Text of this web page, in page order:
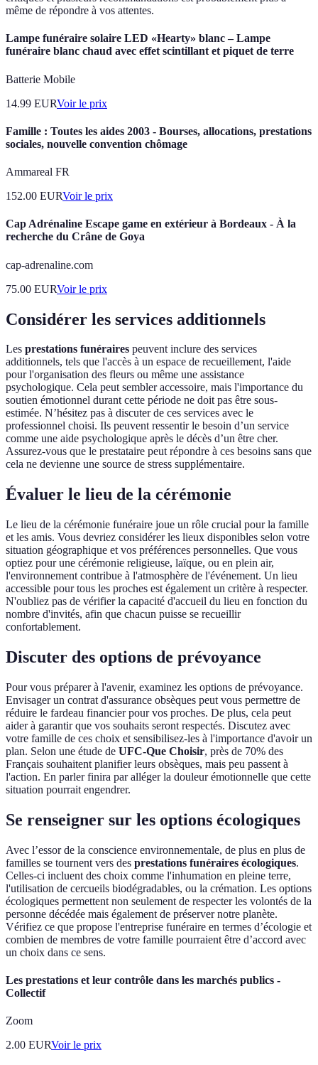
même de répondre à vos attentes.
Lampe funéraire solaire LED «Hearty» blanc – Lampe
funéraire blanc chaud avec effet scintillant et piquet de terre
Batterie Mobile
14.99 EURVoir le prix
Famille : Toutes les aides 2003 - Bourses, allocations, prestations
sociales, nouvelle convention chômage
Ammareal FR
152.00 EURVoir le prix
Cap Adrénaline Escape game en extérieur à Bordeaux - À la
recherche du Crâne de Goya
cap-adrenaline.com
75.00 EURVoir le prix
Considérer les services additionnels
Les prestations funéraires peuvent inclure des services
additionnels, tels que l'accès à un espace de recueillement, l'aide
pour l'organisation des fleurs ou même une assistance
psychologique. Cela peut sembler accessoire, mais l'importance du
soutien émotionnel durant cette période ne doit pas être sous-
estimée. N’hésitez pas à discuter de ces services avec le
professionnel choisi. Ils peuvent ressentir le besoin d’un service
comme une aide psychologique après le décès d’un être cher.
Assurez-vous que le prestataire peut répondre à ces besoins sans que
cela ne devienne une source de stress supplémentaire.
Évaluer le lieu de la cérémonie
Le lieu de la cérémonie funéraire joue un rôle crucial pour la famille
et les amis. Vous devriez considérer les lieux disponibles selon votre
situation géographique et vos préférences personnelles. Que vous
optiez pour une cérémonie religieuse, laïque, ou en plein air,
l'environnement contribue à l'atmosphère de l'événement. Un lieu
accessible pour tous les proches est également un critère à respecter.
N'oubliez pas de vérifier la capacité d'accueil du lieu en fonction du
nombre d'invités, afin que chacun puisse se recueillir
confortablement.
Discuter des options de prévoyance
Pour vous préparer à l'avenir, examinez les options de prévoyance.
Envisager un contrat d'assurance obsèques peut vous permettre de
réduire le fardeau financier pour vos proches. De plus, cela peut
aider à garantir que vos souhaits seront respectés. Discutez avec
votre famille de ces choix et sensibilisez-les à l'importance d'avoir un
plan. Selon une étude de UFC-Que Choisir, près de 70% des
Français souhaitent planifier leurs obsèques, mais peu passent à
l'action. En parler finira par alléger la douleur émotionnelle que cette
situation pourrait engendrer.
Se renseigner sur les options écologiques
Avec l’essor de la conscience environnementale, de plus en plus de
familles se tournent vers des prestations funéraires écologiques.
Celles-ci incluent des choix comme l'inhumation en pleine terre,
l'utilisation de cercueils biodégradables, ou la crémation. Les options
écologiques permettent non seulement de respecter les volontés de la
personne décédée mais également de préserver notre planète.
Vérifiez ce que propose l'entreprise funéraire en termes d’écologie et
combien de membres de votre famille pourraient être d’accord avec
un choix dans ce sens.
Les prestations et leur contrôle dans les marchés publics -
Collectif
Zoom
2.00 EURVoir le prix